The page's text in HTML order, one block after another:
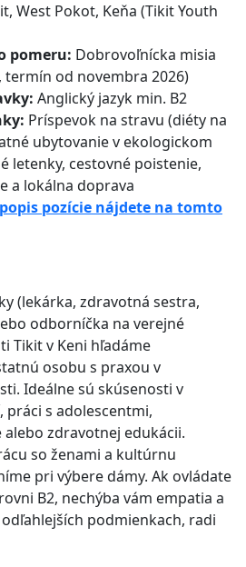
West Pokot, Keňa (Tikit Youth
pomeru: Dobrovoľnícka misia
termín od novembra 2026)
Anglický jazyk min. B2
Príspevok na stravu (diéty na
ubytovanie v ekologickom
letenky, cestovné poistenie,
a lokálna doprava
pozície nájdete na tomto
(lekárka, zdravotná sestra,
odborníčka na verejné
Tikit v Keni hľadáme
osobu s praxou v
. Ideálne sú skúsenosti v
s adolescentmi,
zdravotnej edukácii.
so ženami a kultúrnu
pri výbere dámy. Ak ovládate
B2, nechýba vám empatia a
podmienkach, radi